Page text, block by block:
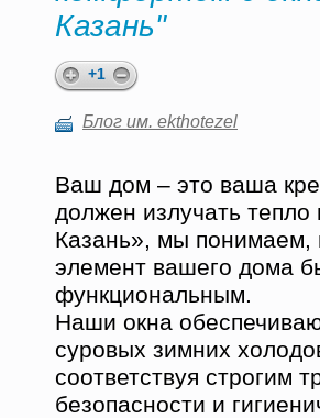
Казань"
+1
Блог им. ekthotezel
Ваш дом – это ваша
должен излучать
Казань», мы понимаем,
элемент вашего дома
функциональным.
Наши окна
суровых зимних
соответствуя строгим
безопасности и